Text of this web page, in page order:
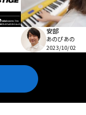
安部
あのぴあの
2023/10/02